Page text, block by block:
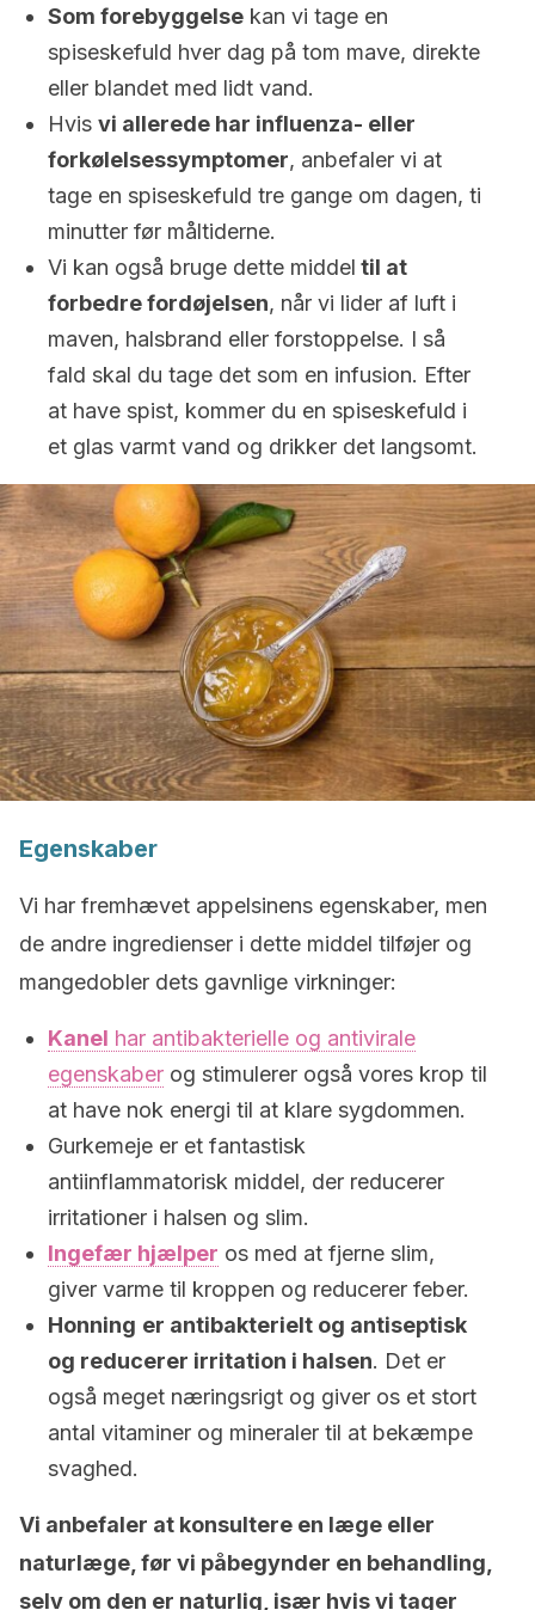
Som forebyggelse kan vi tage en
spiseskefuld hver dag på tom mave, direkte
eller blandet med lidt vand.
Hvis vi allerede har influenza- eller
forkølelsessymptomer, anbefaler vi at
tage en spiseskefuld tre gange om dagen, ti
minutter før måltiderne.
Vi kan også bruge dette middel til at
forbedre fordøjelsen, når vi lider af luft i
maven, halsbrand eller forstoppelse. I så
fald skal du tage det som en infusion. Efter
at have spist, kommer du en spiseskefuld i
et glas varmt vand og drikker det langsomt.
Egenskaber
Vi har fremhævet appelsinens egenskaber, men
de andre ingredienser i dette middel tilføjer og
mangedobler dets gavnlige virkninger:
Kanel har antibakterielle og antivirale
egenskaber og stimulerer også vores krop til
at have nok energi til at klare sygdommen.
Gurkemeje er et fantastisk
antiinflammatorisk middel, der reducerer
irritationer i halsen og slim.
Ingefær hjælper os med at fjerne slim,
giver varme til kroppen og reducerer feber.
Honning er antibakterielt og antiseptisk
og reducerer irritation i halsen. Det er
også meget næringsrigt og giver os et stort
antal vitaminer og mineraler til at bekæmpe
svaghed.
Vi anbefaler at konsultere en læge eller
naturlæge, før vi påbegynder en behandling,
selv om den er naturlig, især hvis vi tager